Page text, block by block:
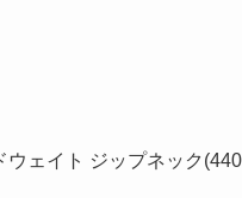
ウェイト ジップネック